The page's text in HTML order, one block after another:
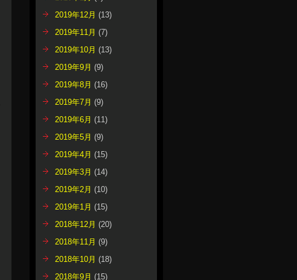
2019年12月 (13)
2019年11月 (7)
2019年10月 (13)
2019年9月 (9)
2019年8月 (16)
2019年7月 (9)
2019年6月 (11)
2019年5月 (9)
2019年4月 (15)
2019年3月 (14)
2019年2月 (10)
2019年1月 (15)
2018年12月 (20)
2018年11月 (9)
2018年10月 (18)
2018年9月 (15)